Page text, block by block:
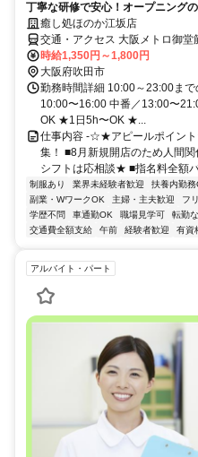
丁寧な研修で安心！オープニング
癒し処ほのか江坂店
交通・アクセス 大阪メトロ御
最寄り駅：「阪急豊津駅」「関
時給1,350円～1,800円
大阪府吹田市
勤務時間詳細 10:00～23:00ま
10:00〜16:00 中番／13:00〜
OK ★1日5h〜OK ★...
仕事内容 -☆★アピールポイン
集！ ■8月新規開店のため人間
シフトは応相談★ ■指名料全額
制服あり 業界未経験者歓迎 扶養内勤務
副業・WワークOK
主婦・主夫歓迎 フ
学歴不問
車通勤OK 職場見学可 転勤な
交通費全額支給
午前 経験者歓迎 有資
アルバイト・パート